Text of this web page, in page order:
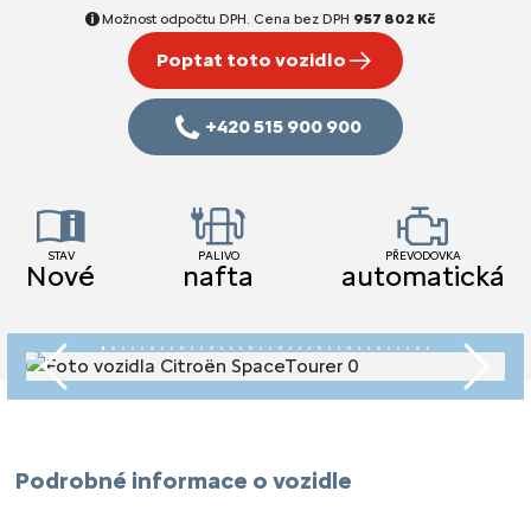
Předchozí
Možnost odpočtu DPH. Cena bez DPH 957 802 Kč
Poptat toto vozidlo
+420 515 900 900
STAV
Nové
PALIVO
nafta
PŘEVODOVKA
automatická
Podrobné informace o vozidle